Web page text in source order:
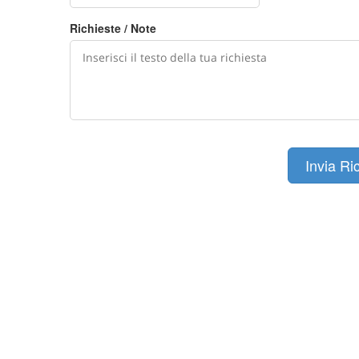
Richieste / Note
Invia